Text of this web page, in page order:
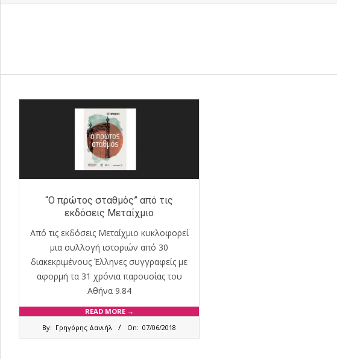
“Ο πρώτος σταθμός” από τις
εκδόσεις Μεταίχμιο
Από τις εκδόσεις Μεταίχμιο κυκλοφορεί
μια συλλογή ιστοριών από 30
διακεκριμένους Έλληνες συγγραφείς με
αφορμή τα 31 χρόνια παρουσίας του
Αθήνα 9.84
READ MORE →
By: Γρηγόρης Δανιήλ On: 07/06/2018